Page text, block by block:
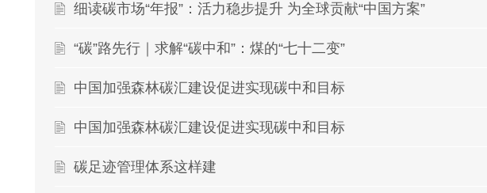
细读碳市场“年报”：活力稳步提升 为全球贡献“中国方案”
“碳”路先行｜求解“碳中和”：煤的“七十二变”
中国加强森林碳汇建设促进实现碳中和目标
中国加强森林碳汇建设促进实现碳中和目标
碳足迹管理体系这样建